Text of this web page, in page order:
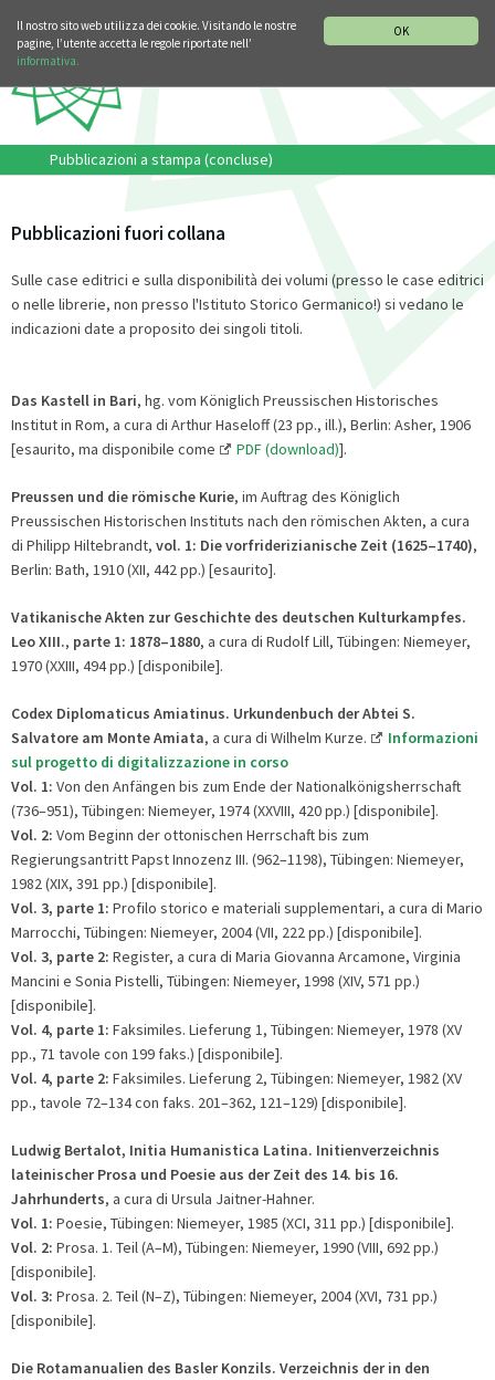
OK
Il nostro sito web utilizza dei cookie. Visitando le nostre
pagine, l’utente accetta le regole riportate nell’
informativa.
Pubblicazioni a stampa (concluse)
Pubblicazioni fuori collana
Sulle case editrici e sulla disponibilità dei volumi (presso le case editrici
o nelle librerie, non presso l'Istituto Storico Germanico!) si vedano le
indicazioni date a proposito dei singoli titoli.
Das Kastell in Bari, hg. vom Königlich Preussischen Historisches
Institut in Rom, a cura di Arthur Haseloff (23 pp., ill.), Berlin: Asher, 1906
[esaurito, ma disponibile come
PDF (download)].
Preussen und die römische Kurie, im Auftrag des Königlich
Preussischen Historischen Instituts nach den römischen Akten, a cura
di Philipp Hiltebrandt, vol. 1: Die vorfriderizianische Zeit (1625–1740),
Berlin: Bath, 1910 (XII, 442 pp.) [esaurito].
Vatikanische Akten zur Geschichte des deutschen Kulturkampfes.
Leo XIII., parte 1: 1878–1880, a cura di Rudolf Lill, Tübingen: Niemeyer,
1970 (XXIII, 494 pp.) [disponibile].
Codex Diplomaticus Amiatinus. Urkundenbuch der Abtei S.
Salvatore am Monte Amiata, a cura di Wilhelm Kurze.
Informazioni
sul progetto di digitalizzazione in corso
Vol. 1: Von den Anfängen bis zum Ende der Nationalkönigsherrschaft
(736–951), Tübingen: Niemeyer, 1974 (XXVIII, 420 pp.) [disponibile].
Vol. 2: Vom Beginn der ottonischen Herrschaft bis zum
Regierungsantritt Papst Innozenz III. (962–1198), Tübingen: Niemeyer,
1982 (XIX, 391 pp.) [disponibile].
Vol. 3, parte 1: Profilo storico e materiali supplementari, a cura di Mario
Marrocchi, Tübingen: Niemeyer, 2004 (VII, 222 pp.) [disponibile].
Vol. 3, parte 2: Register, a cura di Maria Giovanna Arcamone, Virginia
Mancini e Sonia Pistelli, Tübingen: Niemeyer, 1998 (XIV, 571 pp.)
[disponibile].
Vol. 4, parte 1: Faksimiles. Lieferung 1, Tübingen: Niemeyer, 1978 (XV
pp., 71 tavole con 199 faks.) [disponibile].
Vol. 4, parte 2: Faksimiles. Lieferung 2, Tübingen: Niemeyer, 1982 (XV
pp., tavole 72–134 con faks. 201–362, 121–129) [disponibile].
Ludwig Bertalot, Initia Humanistica Latina. Initienverzeichnis
lateinischer Prosa und Poesie aus der Zeit des 14. bis 16.
Jahrhunderts, a cura di Ursula Jaitner-Hahner.
Vol. 1: Poesie, Tübingen: Niemeyer, 1985 (XCI, 311 pp.) [disponibile].
Vol. 2: Prosa. 1. Teil (A–M), Tübingen: Niemeyer, 1990 (VIII, 692 pp.)
[disponibile].
Vol. 3: Prosa. 2. Teil (N–Z), Tübingen: Niemeyer, 2004 (XVI, 731 pp.)
[disponibile].
Die Rotamanualien des Basler Konzils. Verzeichnis der in den